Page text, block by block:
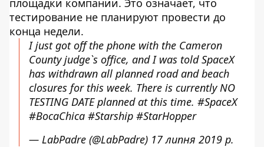
площадки компании. Это означает, что
тестирование не планируют провести до
конца недели.
I just got off the phone with the Cameron
County judge`s office, and I was told SpaceX
has withdrawn all planned road and beach
closures for this week. There is currently NO
TESTING DATE planned at this time. #SpaceX
#BocaChica #Starship #StarHopper
— LabPadre (@LabPadre) 17 липня 2019 р.